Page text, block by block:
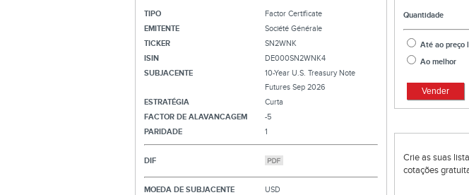
TIPO
Factor Certificate
EMITENTE
Société Générale
TICKER
SN2WNK
ISIN
DE000SN2WNK4
SUBJACENTE
10-Year U.S. Treasury Note
Futures Sep 2026
ESTRATÉGIA
Curta
FACTOR DE ALAVANCAGEM
-5
PARIDADE
1
DIF
MOEDA DE SUBJACENTE
USD
Quantidade
Até ao preço
Ao melhor
Vender
Crie as suas
cotações